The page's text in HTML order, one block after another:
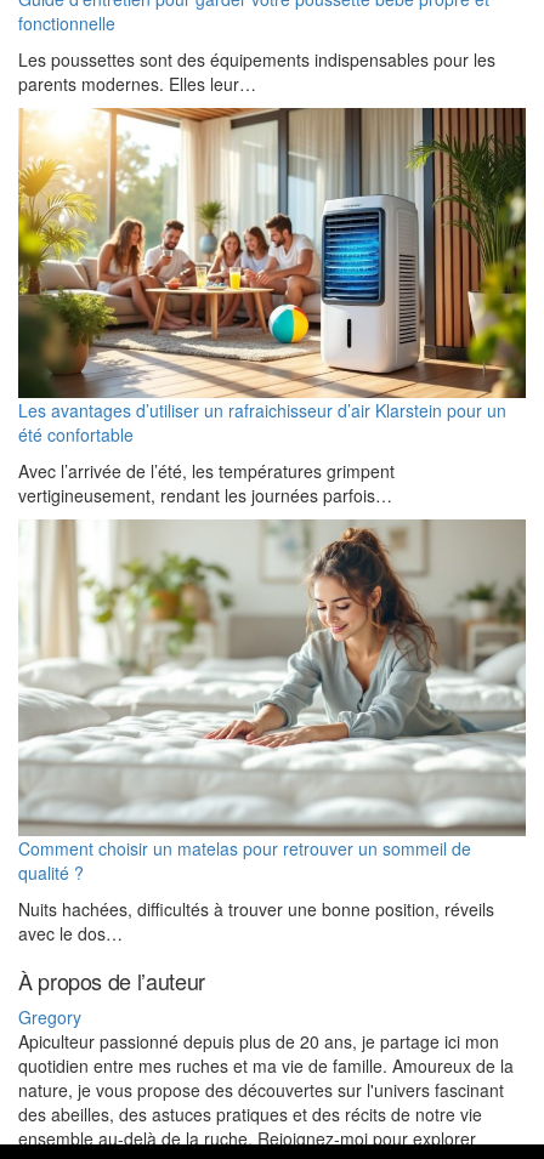
fonctionnelle
Les poussettes sont des équipements indispensables pour les
parents modernes. Elles leur…
Les avantages d’utiliser un rafraichisseur d’air Klarstein pour un
été confortable
Avec l’arrivée de l’été, les températures grimpent
vertigineusement, rendant les journées parfois…
Comment choisir un matelas pour retrouver un sommeil de
qualité ?
Nuits hachées, difficultés à trouver une bonne position, réveils
avec le dos…
À propos de l’auteur
Gregory
Apiculteur passionné depuis plus de 20 ans, je partage ici mon
quotidien entre mes ruches et ma vie de famille. Amoureux de la
nature, je vous propose des découvertes sur l'univers fascinant
des abeilles, des astuces pratiques et des récits de notre vie
ensemble au-delà de la ruche. Rejoignez-moi pour explorer